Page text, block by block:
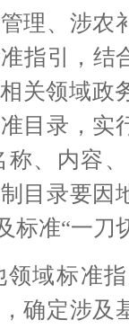
理、涉农
指引，结
关领域政
目录，实
、内容
目录要因
标准“一刀
域标准指
确定涉及